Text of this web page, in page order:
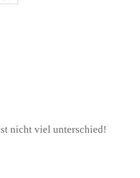
nicht viel unterschied!